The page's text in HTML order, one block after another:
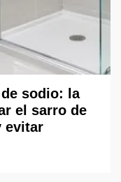
sodio: la
el sarro de
evitar